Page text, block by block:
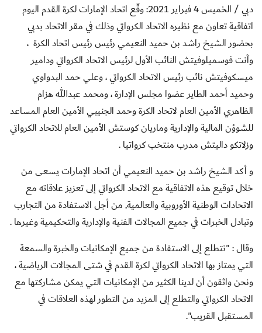
دبي / الخميس 4 فبراير 2021:
وقّع اتحاد الإمارات لكرة القدم اليوم
اتفاقية تعاون معنظيرهالاتحاد الكرواتي وذلك في مقر الاتحاد بدبي
بحضورالشيخ راشد بن حميد النعيمي رئيس رئيس اتحاد الكرة ،
وآنت فوسميلوفيتش النائب الأول لرئيس الاتحاد الكرواتي ودامير
ميسكوفيتش نائب رئيس الاتحاد الكرواتي ، وعلي حمد البدواوي
وحميد أحمد الطاير عضوا مجلس الإدارة ، ومحمد عبدالله هزام
الظاهري الأمين العام لاتحاد الكرة وحمد الجنيبي الأمين العام المساعد
للشوؤن المالية والإداريةوماريان كوستش الأمين العام للاتحاد الكرواتي
وزلاتكو داليتش مدرب منتخب كرواتيا .
و أكد الشيخ راشد بن حميد النعيمي أن اتحاد الإمارات يسعى من
خلال توقيع هذه الاتفاقية مع الاتحاد الكرواتي إلى تعزيز علاقاته مع
الاتحادات الوطنية الأوروبية والعالمية, من أجل الاستفادة من التجارب
وتبادل الخبرات في جميع المجالات الفنية والإدارية والتحكيمية وغيرها .
وقال : "نتطلع إلى الاستفادة من جميع الإمكانيات والخبرة والسمعة
التي يمتاز بها الاتحاد الكرواتي لكرة القدمفي شتى المجالات الرياضية ،
ونحن واثقون أن لدينا الكثير من الإمكانيات التي يمكن مشاركتها مع
الاتحاد الكرواتيوالتطلع إلى المزيد من التطور لهذه العلاقات في
المستقبل القريب".